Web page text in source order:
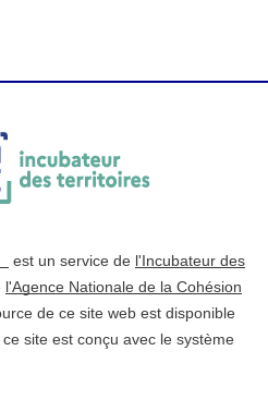
est un service de l'Incubateur des
l'Agence Nationale de la Cohésion
de ce site web est disponible
site est conçu avec le système